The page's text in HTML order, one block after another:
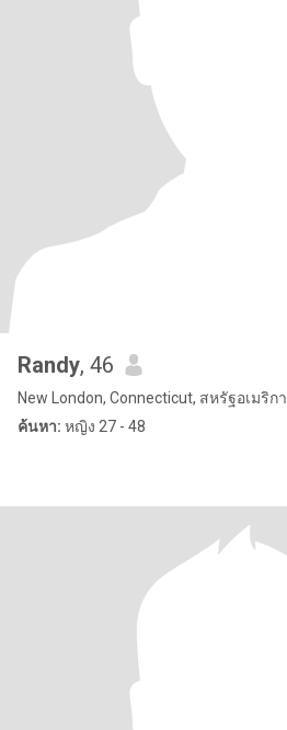
Randy, 46
New London, Connecticut, สหรัฐอเมริกา
ค้นหา: หญิง 27 - 48